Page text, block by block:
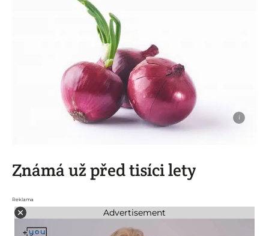
i
Známá už před tisíci lety
Reklama
Advertisement